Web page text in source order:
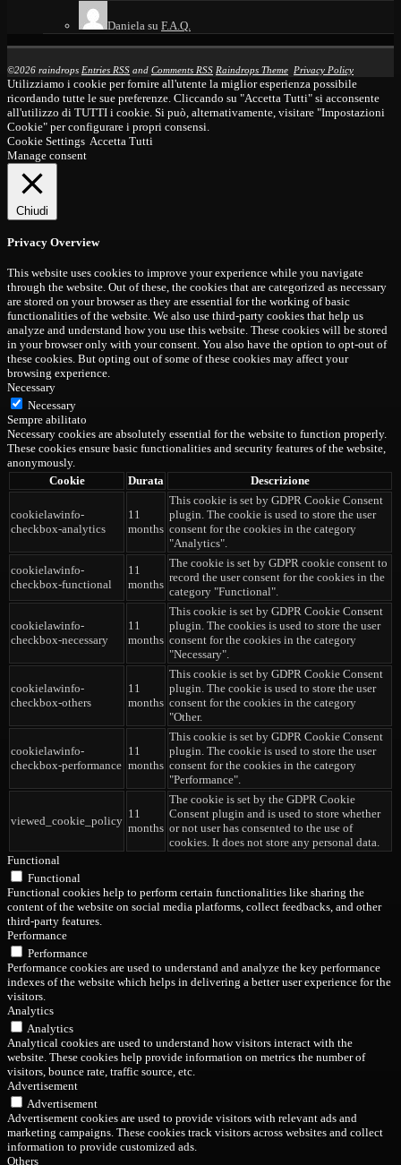
Daniela su F.A.Q.
©2026 raindrops Entries RSS and Comments RSS Raindrops Theme Privacy Policy
Utilizziamo i cookie per fornire all'utente la miglior esperienza possibile
ricordando tutte le sue preferenze. Cliccando su "Accetta Tutti" si acconsente
all'utilizzo di TUTTI i cookie. Si può, alternativamente, visitare "Impostazioni
Cookie" per configurare i propri consensi.
Cookie Settings Accetta Tutti
Manage consent
Chiudi
Privacy Overview
This website uses cookies to improve your experience while you navigate
through the website. Out of these, the cookies that are categorized as necessary
are stored on your browser as they are essential for the working of basic
functionalities of the website. We also use third-party cookies that help us
analyze and understand how you use this website. These cookies will be stored
in your browser only with your consent. You also have the option to opt-out of
these cookies. But opting out of some of these cookies may affect your
browsing experience.
Necessary
Necessary
Sempre abilitato
Necessary cookies are absolutely essential for the website to function properly.
These cookies ensure basic functionalities and security features of the website,
anonymously.
Cookie
Durata Descrizione
cookielawinfo-
checkbox-analytics
11
months
This cookie is set by GDPR Cookie Consent
plugin. The cookie is used to store the user
consent for the cookies in the category
"Analytics".
cookielawinfo-
checkbox-functional
11
months
The cookie is set by GDPR cookie consent to
record the user consent for the cookies in the
category "Functional".
cookielawinfo-
checkbox-necessary
11
months
This cookie is set by GDPR Cookie Consent
plugin. The cookies is used to store the user
consent for the cookies in the category
"Necessary".
cookielawinfo-
checkbox-others
11
months
This cookie is set by GDPR Cookie Consent
plugin. The cookie is used to store the user
consent for the cookies in the category
"Other.
cookielawinfo-
checkbox-performance
11
months
This cookie is set by GDPR Cookie Consent
plugin. The cookie is used to store the user
consent for the cookies in the category
"Performance".
viewed_cookie_policy
11
months
The cookie is set by the GDPR Cookie
Consent plugin and is used to store whether
or not user has consented to the use of
cookies. It does not store any personal data.
Functional
Functional
Functional cookies help to perform certain functionalities like sharing the
content of the website on social media platforms, collect feedbacks, and other
third-party features.
Performance
Performance
Performance cookies are used to understand and analyze the key performance
indexes of the website which helps in delivering a better user experience for the
visitors.
Analytics
Analytics
Analytical cookies are used to understand how visitors interact with the
website. These cookies help provide information on metrics the number of
visitors, bounce rate, traffic source, etc.
Advertisement
Advertisement
Advertisement cookies are used to provide visitors with relevant ads and
marketing campaigns. These cookies track visitors across websites and collect
information to provide customized ads.
Others